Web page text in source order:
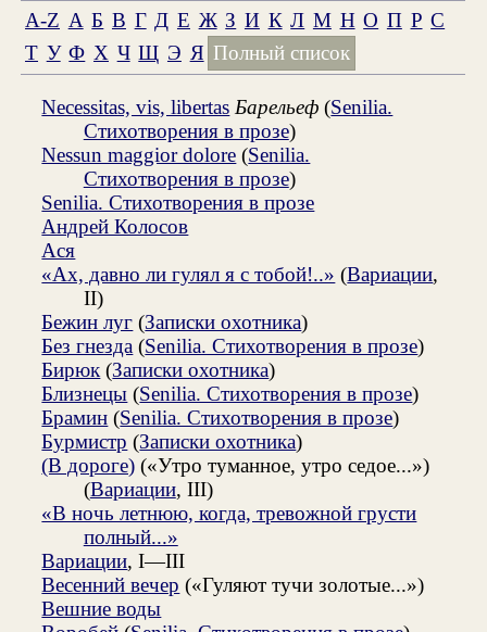
A-Z А Б В Г Д Е Ж З И К Л М Н О П Р С
Т У Ф Х Ч Щ Э Я Полный список
Necessitas, vis, libertas Барельеф (Senilia.
Стихотворения в прозе)
Nessun maggior dolore (Senilia.
Стихотворения в прозе)
Senilia. Стихотворения в прозе
Андрей Колосов
Ася
«Ах, давно ли гулял я с тобой!..» (Вариации,
II)
Бежин луг (Записки охотника)
Без гнезда (Senilia. Стихотворения в прозе)
Бирюк (Записки охотника)
Близнецы (Senilia. Стихотворения в прозе)
Брамин (Senilia. Стихотворения в прозе)
Бурмистр (Записки охотника)
(В дороге) («Утро туманное, утро седое...»)
(Вариации, III)
«В ночь летнюю, когда, тревожной грусти
полный...»
Вариации, I—III
Весенний вечер («Гуляют тучи золотые...»)
Вешние воды